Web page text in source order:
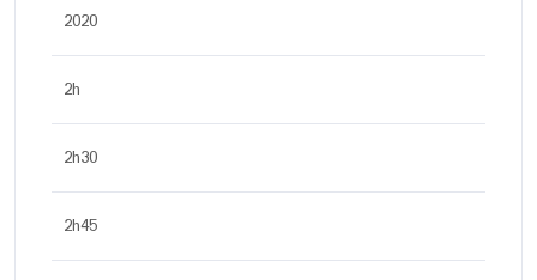
2020
2h
2h30
2h45